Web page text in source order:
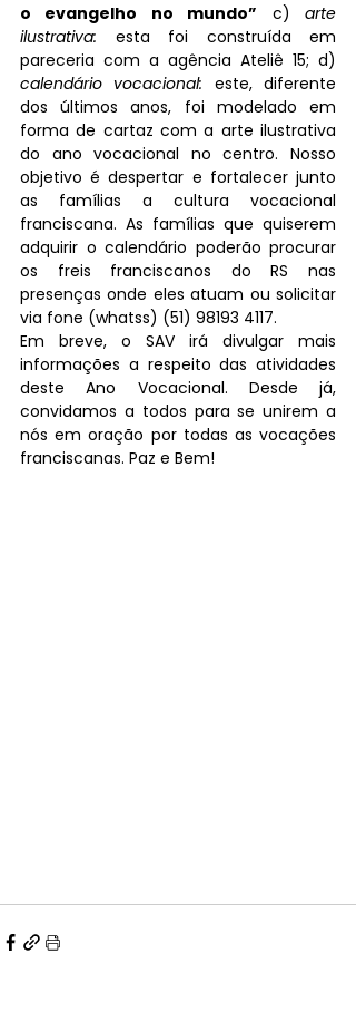
o evangelho no mundo” c) arte
ilustrativa: esta foi construída em
calendário vocacional: este, diferente
dos últimos anos, foi modelado em
forma de cartaz com a arte ilustrativa
do ano vocacional no centro. Nosso
objetivo é despertar e fortalecer junto
as famílias a cultura vocacional
franciscana. As famílias que quiserem
adquirir o calendário poderão procurar
os freis franciscanos do RS nas
presenças onde eles atuam ou solicitar
via fone (whatss) (51) 98193 4117.
Em breve, o SAV irá divulgar mais
informações a respeito das atividades
deste Ano Vocacional. Desde já,
convidamos a todos para se unirem a
nós em oração por todas as vocações
franciscanas. Paz e Bem!